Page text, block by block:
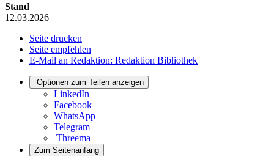
Stand
12.03.2026
Seite drucken
Seite empfehlen
E-Mail an Redaktion: Redaktion Bibliothek
Optionen zum Teilen anzeigen
LinkedIn
Facebook
WhatsApp
Telegram
Threema
Zum Seitenanfang